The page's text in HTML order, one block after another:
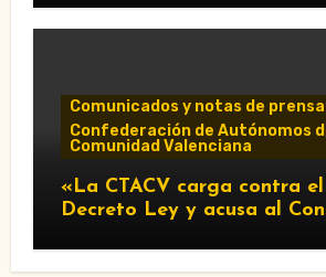
Comunicados y notas de prensa
Confederación de Autónomos
Comunidad Valenciana
«La CTACV carga contra
Decreto Ley y acusa al